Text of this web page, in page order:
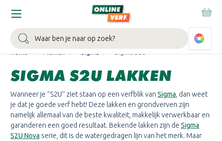
Zoeken
WIN EEN BALLONVAART:Bij besteding vanaf €100,- aan Sikkens
muurverf en/of lak.
Bekijk actie >
Home Merken Sigma Sigma S2U
SIGMA S2U LAKKEN
Wanneer je ‘’S2U’’ ziet staan op een verfblik van Sigma , dan weet
je dat je goede verf hebt! Deze lakken en grondverven zijn
namelijk allemaal van de beste kwaliteit, makkelijk verwerkbaar en
garanderen een goed resultaat. Bekende lakken zijn de Sigma
S2U Nova serie, dit is de watergedragen lijn van het merk. Maar